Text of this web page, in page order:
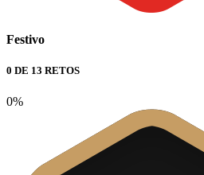
Festivo
0 DE 13 RETOS
0%